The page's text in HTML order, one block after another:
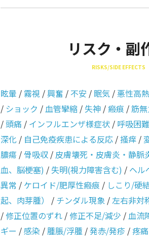
リスク・副
RISKS/SIDE EFFECTS
眩暈 /霧視 /興奮 / 不安 / 眠気 /悪性高熱
/ ショック /血管攣縮 /失神 /瘢痕 /筋
/頭痛 / インフルエンザ様症状 / 呼吸困難
深化 / 自己免疫疾患による反応 /掻痒 /
膿瘍 / 骨吸収 / 皮膚壊死・皮膚炎・静脈
血、脳梗塞) /失明(視力障害含む) / ヘル
異常 / ケロイド/肥厚性瘢痕 / しこり/硬
起、肉芽腫）
/ チンダル現象 /左右非対
/修正位置のずれ /修正不足/減少 /血流
ギー /感染 /腫脹/浮腫 /発赤/発疹 /疼痛